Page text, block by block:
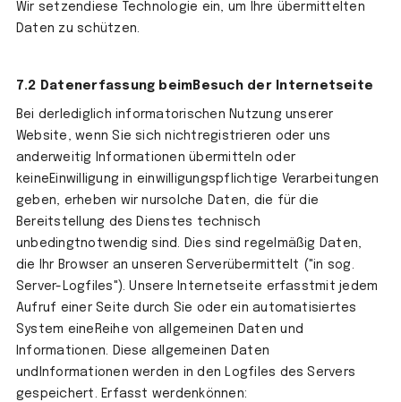
Wir setzendiese Technologie ein, um Ihre übermittelten
Daten zu schützen.
7.2 Datenerfassung beimBesuch der Internetseite
Bei derlediglich informatorischen Nutzung unserer
Website, wenn Sie sich nichtregistrieren oder uns
anderweitig Informationen übermitteln oder
keineEinwilligung in einwilligungspflichtige Verarbeitungen
geben, erheben wir nursolche Daten, die für die
Bereitstellung des Dienstes technisch
unbedingtnotwendig sind. Dies sind regelmäßig Daten,
die Ihr Browser an unseren Serverübermittelt ("in sog.
Server-Logfiles"). Unsere Internetseite erfasstmit jedem
Aufruf einer Seite durch Sie oder ein automatisiertes
System eineReihe von allgemeinen Daten und
Informationen. Diese allgemeinen Daten
undInformationen werden in den Logfiles des Servers
gespeichert. Erfasst werdenkönnen: